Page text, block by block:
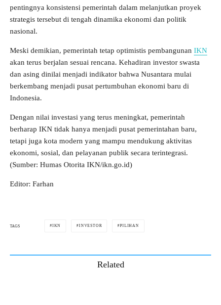
pentingnya konsistensi pemerintah dalam melanjutkan proyek
strategis tersebut di tengah dinamika ekonomi dan politik
nasional.
Meski demikian, pemerintah tetap optimistis pembangunan IKN
akan terus berjalan sesuai rencana. Kehadiran investor swasta
dan asing dinilai menjadi indikator bahwa Nusantara mulai
berkembang menjadi pusat pertumbuhan ekonomi baru di
Indonesia.
Dengan nilai investasi yang terus meningkat, pemerintah
berharap IKN tidak hanya menjadi pusat pemerintahan baru,
tetapi juga kota modern yang mampu mendukung aktivitas
ekonomi, sosial, dan pelayanan publik secara terintegrasi.
(Sumber: Humas Otorita IKN/ikn.go.id)
Editor: Farhan
TAGS IKN INVESTOR PILIHAN
Related